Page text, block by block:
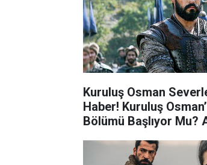
Kuruluş Osman
Haber! Kuruluş
Bölümü Başlıyor Mu?